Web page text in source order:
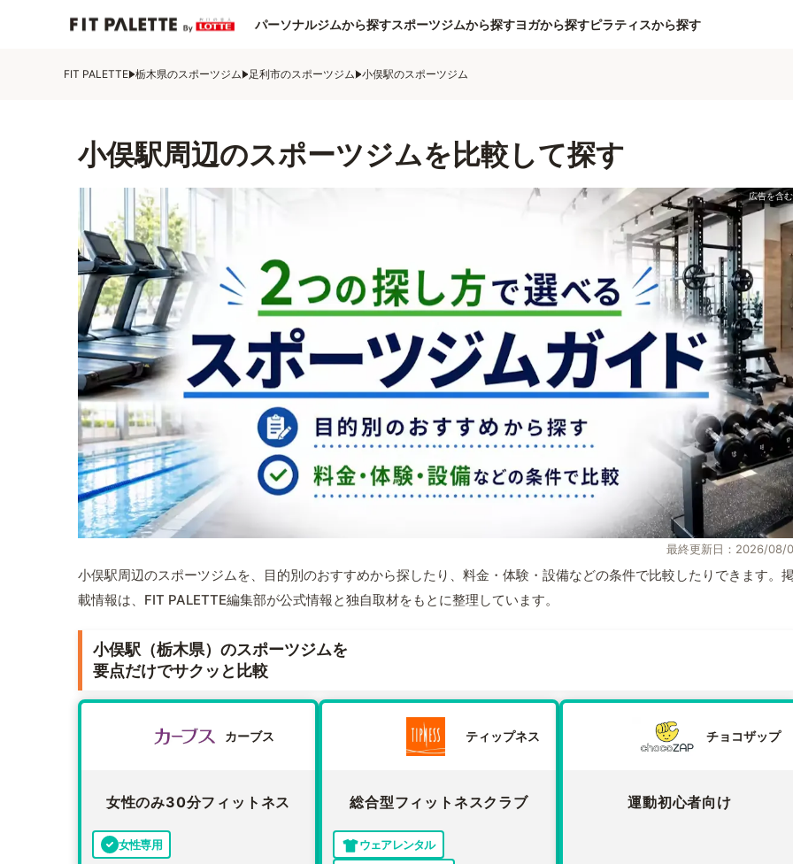
パーソナルジムから探すスポーツジムから探すヨガから探すピラティスから探す
FIT PALETTE 栃木県のスポーツジム 足利市のスポーツジム 小俣駅のスポーツジム
小俣駅周辺のスポーツジムを比較して探す
最終更新日：2026/08/
小俣駅周辺のスポーツジムを、目的別のおすすめから探したり、料金・体験・設備などの条件で比較したりできます。
載情報は、FIT PALETTE編集部が公式情報と独自取材をもとに整理しています。
小俣駅（栃木県）のスポーツジムを
要点だけでサクッと比較
カーブス
女性のみ30分フィットネス
女性専用
ティップネス
総合型フィットネスクラブ
ウェアレンタル
チョコザップ
運動初心者向け